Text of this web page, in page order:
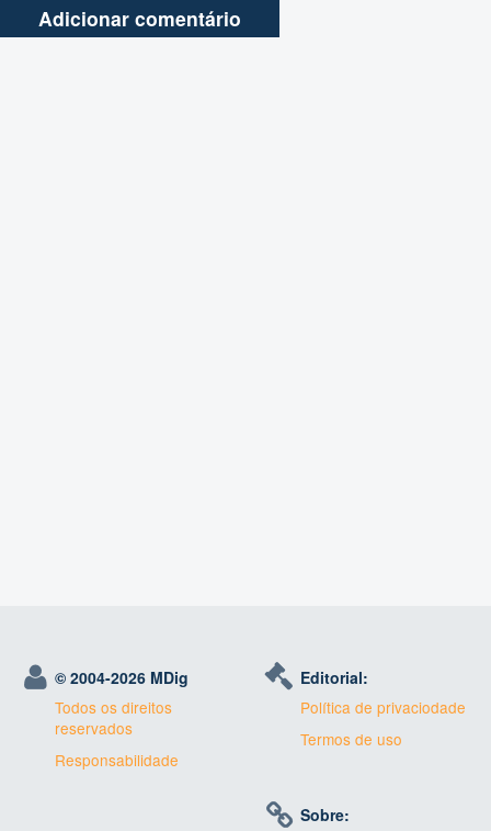
© 2004-2026 MDig
Todos os direitos
reservados
Responsabilidade
Editorial:
Política de privaciodade
Termos de uso
Sobre: